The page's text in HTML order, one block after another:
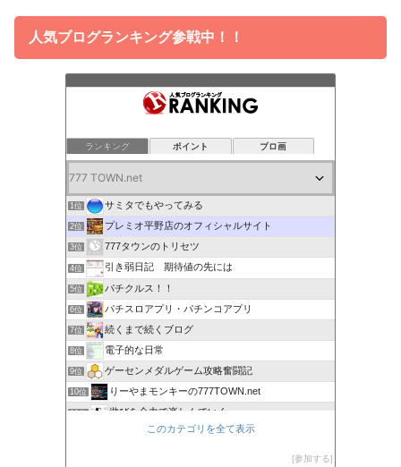
人気ブログランキング参戦中！！
ランキング ポイント ブロ画
1位 サミタでもやってみる
2位 プレミオ平野店のオフィシャルサイト
3位 777タウンのトリセツ
4位 引き弱日記 期待値の先には
5位 パチクルス！！
6位 パチスロアプリ・パチンコアプリ
7位 続くまで続くブログ
8位 電子的な日常
9位 ゲーセンメダルゲーム攻略奮闘記
10位 りーやまモンキーの777TOWN.net
11位 遊びを全力で楽しんでいく
オンラインカジノTV
このカテゴリを全て表示
参加する